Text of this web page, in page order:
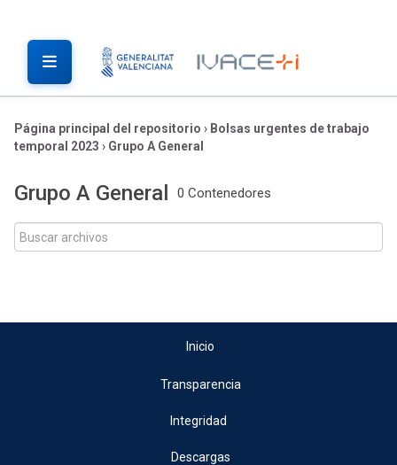
Página principal del repositorio › Bolsas urgentes de trabajo
temporal 2023 › Grupo A General
Grupo A General 0 Contenedores
Inicio
Transparencia
Integridad
Descargas